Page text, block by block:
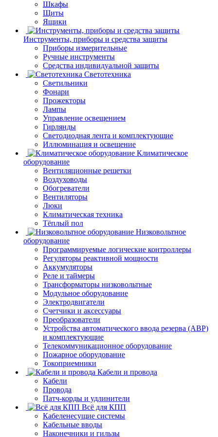
Шкафы
Щиты
Ящики
Инструменты, приборы и средства защиты
Приборы измерительные
Ручные инструменты
Средства индивидуальной защиты
Светотехника
Светильники
Фонари
Прожекторы
Лампы
Управление освещением
Гирлянды
Светодиодная лента и комплектующие
Иллюминация и освещение
Климатическое
оборудование
Вентиляционные решетки
Воздуховоды
Обогреватели
Вентиляторы
Люки
Климатическая техника
Тёплый пол
Низковольтное
оборудование
Программируемые логические контроллеры
Регуляторы реактивной мощности
Аккумуляторы
Реле и таймеры
Трансформаторы низковольтные
Модульное оборудование
Электродвигатели
Счетчики и аксессуары
Преобразователи
Устройства автоматического ввода резерва (АВР)
и комплектующие
Телекоммуникационное оборудование
Пожарное оборудование
Токоприемники
Кабели и провода
Кабели
Провода
Патч-корды и удлинители
Всё для КПП
Кабеленесущие системы
Кабельные вводы
Наконечники и гильзы